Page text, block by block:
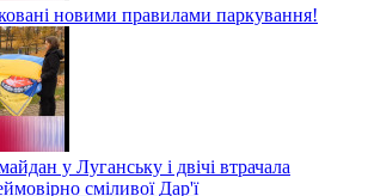
новими правилами паркування!
у Луганську і двічі втрачала
сміливої Дар'ї